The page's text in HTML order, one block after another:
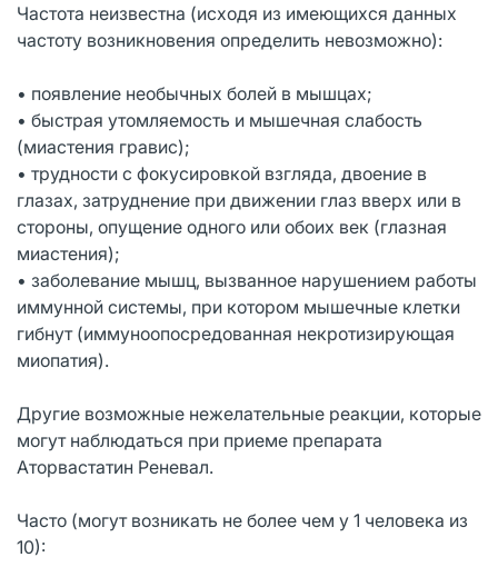
Частота неизвестна (исходя из имеющихся данных
частоту возникновения определить невозможно):
• появление необычных болей в мышцах;
• быстрая утомляемость и мышечная слабость
(миастения гравис);
• трудности с фокусировкой взгляда, двоение в
глазах, затруднение при движении глаз вверх или в
стороны, опущение одного или обоих век (глазная
миастения);
• заболевание мышц, вызванное нарушением работы
иммунной системы, при котором мышечные клетки
гибнут (иммуноопосредованная некротизирующая
миопатия).
Другие возможные нежелательные реакции, которые
могут наблюдаться при приеме препарата
Аторвастатин Реневал.
Часто (могут возникать не более чем у 1 человека из
10):